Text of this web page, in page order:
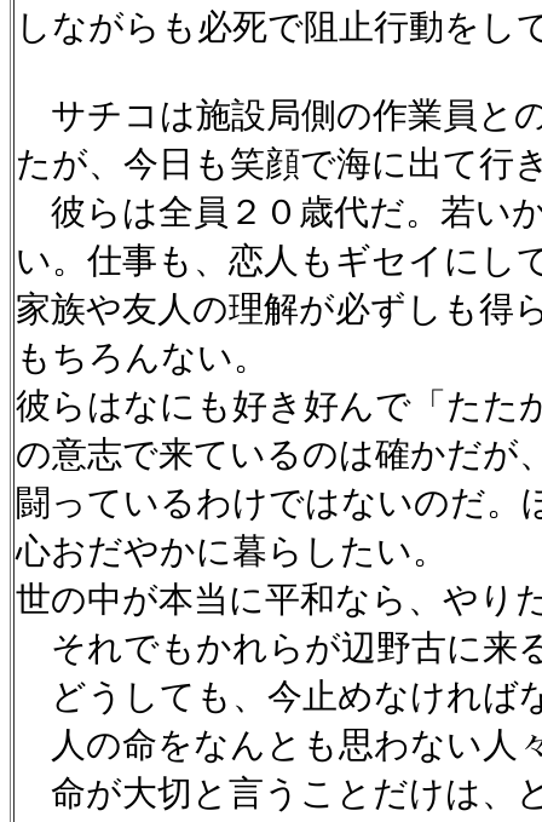
しながらも必死で阻止行動をし
サチコは施設局側の作業員と
たが、今日も笑顔で海に出て行
彼らは全員２０歳代だ。若い
い。仕事も、恋人もギセイにし
家族や友人の理解が必ずしも得
もちろんない。
彼らはなにも好き好んで「たた
の意志で来ているのは確かだが
闘っているわけではないのだ。
心おだやかに暮らしたい。
世の中が本当に平和なら、やり
それでもかれらが辺野古に来
どうしても、今止めなければ
人の命をなんとも思わない人
命が大切と言うことだけは、